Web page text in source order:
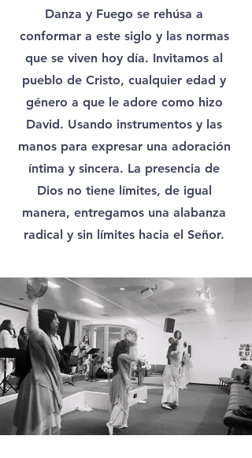
Danza y Fuego se rehúsa a
conformar a este siglo y las normas
que se viven hoy día. Invitamos al
pueblo de Cristo, cualquier edad y
género a que le adore como hizo
David. Usando instrumentos y las
manos para expresar una adoración
íntima y sincera. La presencia de
Dios no tiene límites, de igual
manera, entregamos una alabanza
radical y sin límites hacia el Señor.